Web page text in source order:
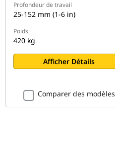
Profondeur de travail
25-152 mm (1-6 in)
Poids
420 kg
Afficher Détails
Comparer des modèles